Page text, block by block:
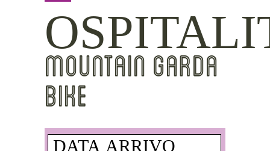
MOUNTAIN GARDA
BIKE